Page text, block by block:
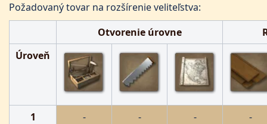
Požadovaný tovar na rozšírenie veliteľstva:
Otvorenie úrovne
Úroveň
1 - - -
-